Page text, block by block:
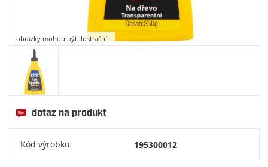
obrázky mohou být ilustrační
dotaz na produkt
Kód výrobku 195300012